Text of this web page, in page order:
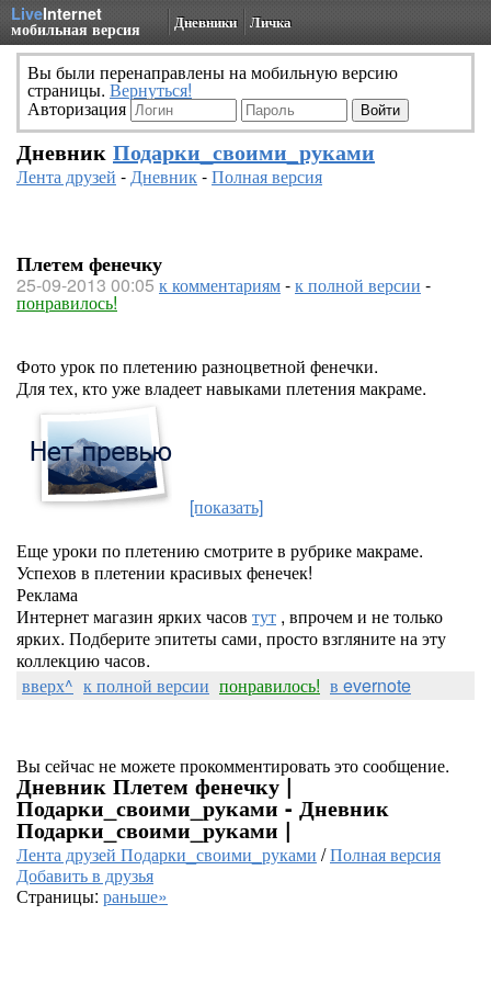
LiveInternet
мобильная версия Дневники Личка
Вы были перенаправлены на мобильную версию
страницы. Вернуться!
Авторизация
Дневник Подарки_своими_руками
Лента друзей -Дневник-Полная версия
Плетем фенечку
25-09-2013 00:05 к комментариям-к полной версии -
понравилось!
Фото урок по плетению разноцветной фенечки.
Для тех, кто уже владеет навыками плетения макраме.
[показать]
Еще уроки по плетению смотрите в рубрике макраме.
Успехов в плетении красивых фенечек!
Реклама
Интернет магазин ярких часов тут , впрочем и не только
ярких. Подберите эпитеты сами, просто взгляните на эту
коллекцию часов.
вверх^ к полной версии понравилось! в evernote
Вы сейчас не можете прокомментировать это сообщение.
Дневник Плетем фенечку |
Подарки_своими_руками - Дневник
Подарки_своими_руками |
Лента друзей Подарки_своими_руками /Полная версия
Добавить в друзья
Страницы: раньше»